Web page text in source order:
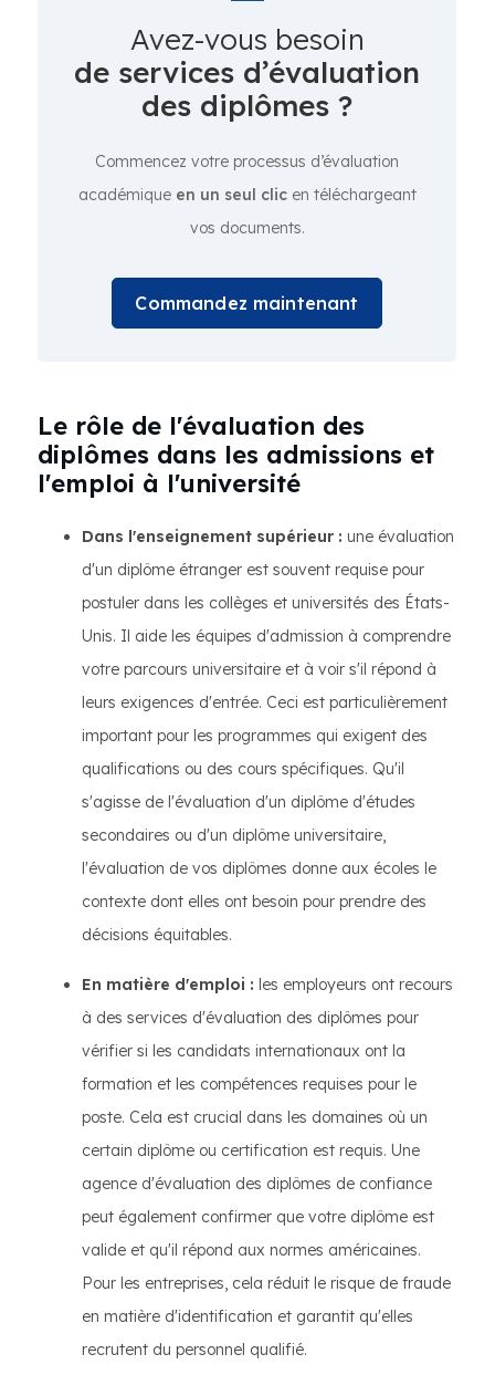
Avez-vous besoin
de services d’évaluation
des diplômes ?
Commencez votre processus d’évaluation
académiqueen un seul clicen téléchargeant
vos documents.
Commandez maintenant
Le rôle de l'évaluation des
diplômes dans les admissions et
l'emploi à l'université
Dans l'enseignement supérieur : une évaluation
d'un diplôme étranger est souvent requise pour
postuler dans les collèges et universités des États-
Unis. Il aide les équipes d'admission à comprendre
votre parcours universitaire et à voir s'il répond à
leurs exigences d'entrée. Ceci est particulièrement
important pour les programmes qui exigent des
qualifications ou des cours spécifiques. Qu'il
s'agisse de l'évaluation d'un diplôme d'études
secondaires ou d'un diplôme universitaire,
l'évaluation de vos diplômes donne aux écoles le
contexte dont elles ont besoin pour prendre des
décisions équitables.
En matière d'emploi : les employeurs ont recours
à des services d'évaluation des diplômes pour
vérifier si les candidats internationaux ont la
formation et les compétences requises pour le
poste. Cela est crucial dans les domaines où un
certain diplôme ou certification est requis. Une
agence d'évaluation des diplômes de confiance
peut également confirmer que votre diplôme est
valide et qu'il répond aux normes américaines.
Pour les entreprises, cela réduit le risque de fraude
en matière d'identification et garantit qu'elles
recrutent du personnel qualifié.